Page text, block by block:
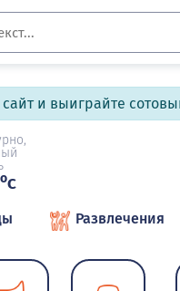
и выиграйте
oC
Развлечения